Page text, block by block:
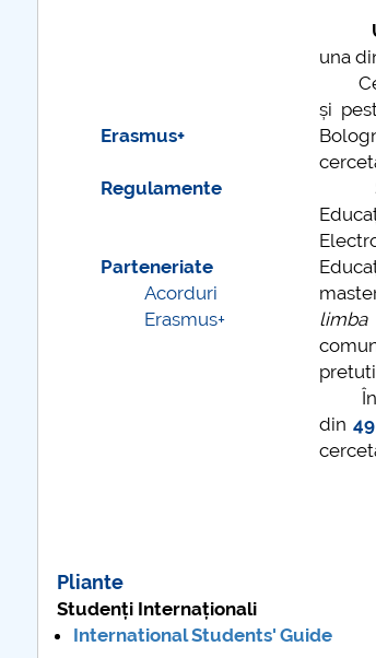
Erasmus+
Regulamente
Parteneriate
Acorduri
Erasmus+
una
și
limba
În
din
Pliante
Studenți Internaționali
International Students' Guide
mai multe